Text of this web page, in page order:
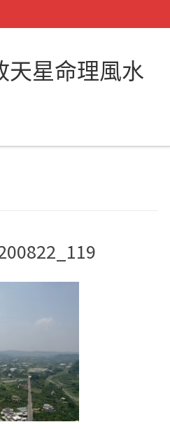
天星命理風水